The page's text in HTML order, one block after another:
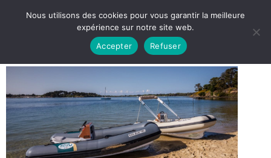
Nous utilisons des cookies pour vous garantir la meilleure
expérience sur notre site web.
Accepter
Refuser